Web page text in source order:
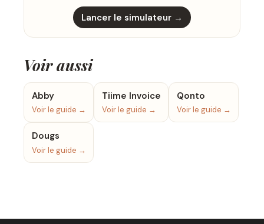
Lancer le simulateur →
Voir aussi
Abby
Voir le guide →
Tiime Invoice
Voir le guide →
Qonto
Voir le guide →
Dougs
Voir le guide →